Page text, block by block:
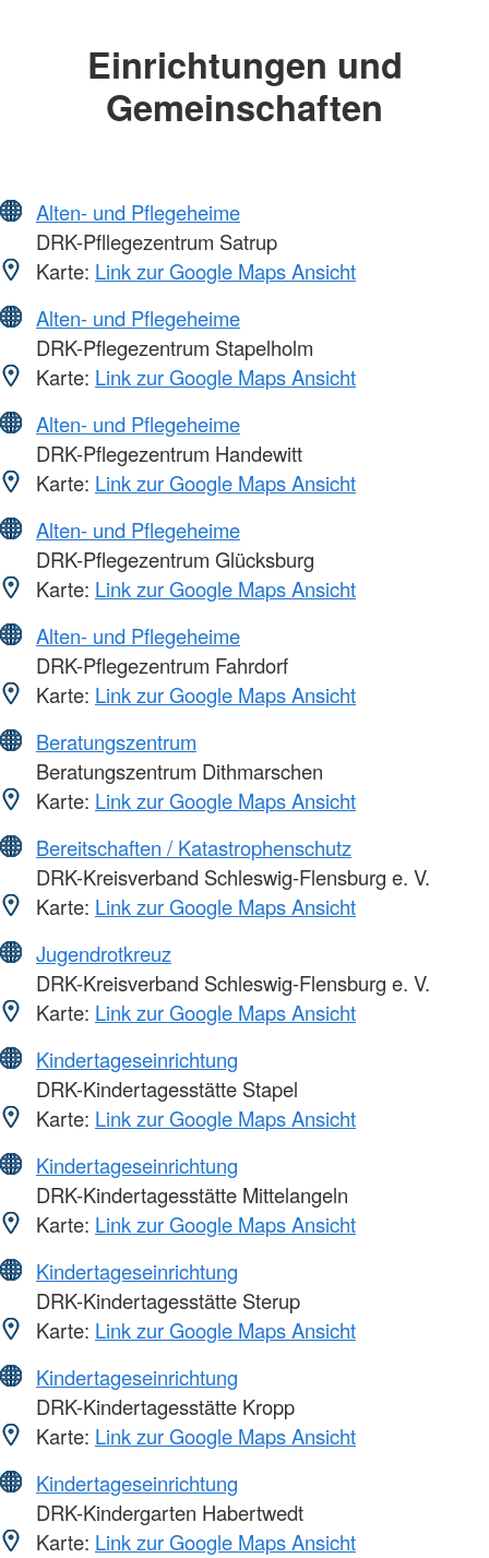
Einrichtungen und
Gemeinschaften
Alten- und Pflegeheime
DRK-Pfllegezentrum Satrup
Karte: Link zur Google Maps Ansicht
Alten- und Pflegeheime
DRK-Pflegezentrum Stapelholm
Karte: Link zur Google Maps Ansicht
Alten- und Pflegeheime
DRK-Pflegezentrum Handewitt
Karte: Link zur Google Maps Ansicht
Alten- und Pflegeheime
DRK-Pflegezentrum Glücksburg
Karte: Link zur Google Maps Ansicht
Alten- und Pflegeheime
DRK-Pflegezentrum Fahrdorf
Karte: Link zur Google Maps Ansicht
Beratungszentrum
Beratungszentrum Dithmarschen
Karte: Link zur Google Maps Ansicht
Bereitschaften / Katastrophenschutz
DRK-Kreisverband Schleswig-Flensburg e. V.
Karte: Link zur Google Maps Ansicht
Jugendrotkreuz
DRK-Kreisverband Schleswig-Flensburg e. V.
Karte: Link zur Google Maps Ansicht
Kindertageseinrichtung
DRK-Kindertagesstätte Stapel
Karte: Link zur Google Maps Ansicht
Kindertageseinrichtung
DRK-Kindertagesstätte Mittelangeln
Karte: Link zur Google Maps Ansicht
Kindertageseinrichtung
DRK-Kindertagesstätte Sterup
Karte: Link zur Google Maps Ansicht
Kindertageseinrichtung
DRK-Kindertagesstätte Kropp
Karte: Link zur Google Maps Ansicht
Kindertageseinrichtung
DRK-Kindergarten Habertwedt
Karte: Link zur Google Maps Ansicht